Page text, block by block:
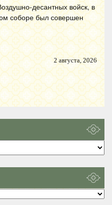
десантных войск, в
соборе был совершен
2 августа, 2026